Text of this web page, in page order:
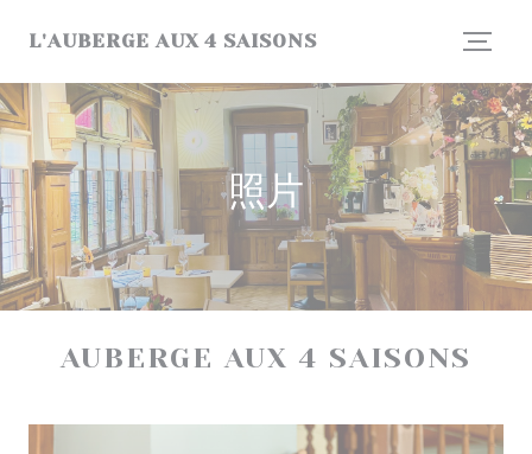
L'AUBERGE AUX 4 SAISONS
照片
AUBERGE AUX 4 SAISONS